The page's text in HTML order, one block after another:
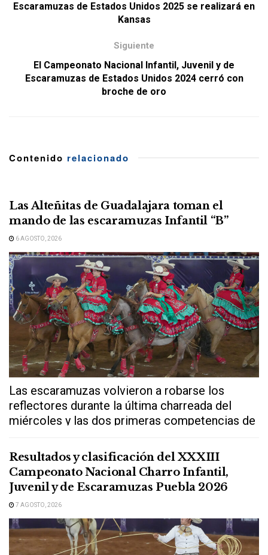
Escaramuzas de Estados Unidos 2025 se realizará en
Kansas
Siguiente
El Campeonato Nacional Infantil, Juvenil y de
Escaramuzas de Estados Unidos 2024 cerró con
broche de oro
Contenido relacionado
Las Alteñitas de Guadalajara toman el
mando de las escaramuzas Infantil “B”
6 AGOSTO, 2026
Las escaramuzas volvieron a robarse los
reflectores durante la última charreada del
miércoles y las dos primeras competencias de
Resultados y clasificación del XXXIII
Campeonato Nacional Charro Infantil,
Juvenil y de Escaramuzas Puebla 2026
7 AGOSTO, 2026